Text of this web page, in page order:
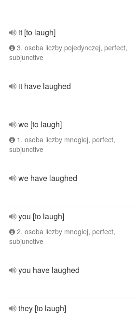
it [to laugh]
3. osoba liczby pojedynczej, perfect,
subjunctive
it have laughed
we [to laugh]
1. osoba liczby mnogiej, perfect,
subjunctive
we have laughed
you [to laugh]
2. osoba liczby mnogiej, perfect,
subjunctive
you have laughed
they [to laugh]